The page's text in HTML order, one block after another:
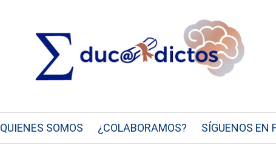
QUIENES SOMOS ¿COLABORAMOS? SÍGUENOS EN